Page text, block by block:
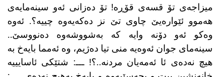
میزاجەی تۆ قسەی قۆڕە! تۆ دەزانی ئەو سینەمایەی
هەموو ئێوارەیێ چاوی تێ نز دەكەیەوە چییە؟. ئەوە
وەكو ئەو دۆنە وایە كە بەشووشەوە دەنووسێ..
سینەمای جوان ئەوەیە منی تیا دەژیم، وە ئەمما بایەخ بە
هیچ نەدەی ئا ئەمەیان مردنە..؟! ـــ: شتێكی ئاسایییە